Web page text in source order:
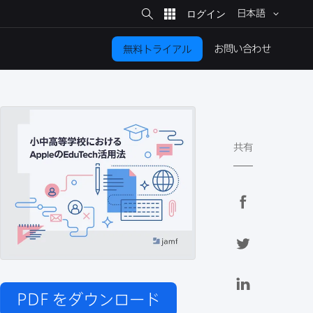
サ
イ
ト
検
索
日本語
無料トライアル お問い​合わせ
PDF をダウンロード
共有